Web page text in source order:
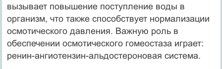
вызывает повышение поступление воды в
организм, что также способствует нормализации
осмотического давления. Важную роль в
обеспечении осмотического гомеостаза играет:
ренин-ангиотензин-альдостероновая система.